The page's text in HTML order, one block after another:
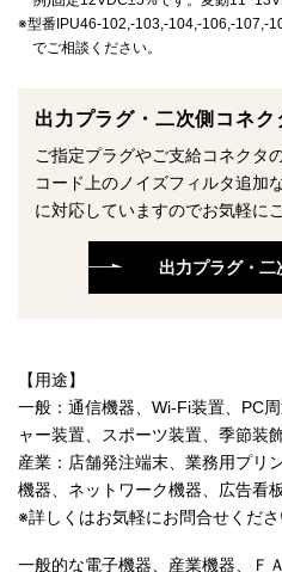
※型番IPU46-102,-103,-104,-106,-107,-
でご相談ください。
出力プラグ・二次側コネク
ご指定プラグやご支給コネクタ
コード上のノイズフィルタ追加
に対応していますのでお気軽に
出力プラグ・二
【用途】
一般：通信機器、Wi-Fi装置、PC
ャー装置、スポーツ装置、季節装
産業：店舗発注端末、業務用プリ
機器、ネットワーク機器、広告看
※詳しくはお気軽にお問合せくださ
一般的な電子機器、産業機器、Ｆ